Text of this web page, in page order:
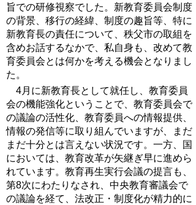
旨での研修視察でした。新教育委員会制度
の背景、移行の経緯、制度の趣旨等、特に
新教育長の責任について、秩父市の取組を
含めお話するなかで、私自身も、改めて教
育委員会とは何かを考える機会となりまし
た。
4月に新教育長として就任し、教育委員
会の機能強化ということで、教育委員会で
の議論の活性化、教育委員への情報提供、
情報の発信等に取り組んでいますが、まだ
まだ十分とは言えない状況です。一方、国
においては、教育改革が矢継ぎ早に進めら
れています。教育再生実行会議の提言も、
第8次にわたりなされ、中央教育審議会で
の議論を経て、法改正・制度化が精力的に